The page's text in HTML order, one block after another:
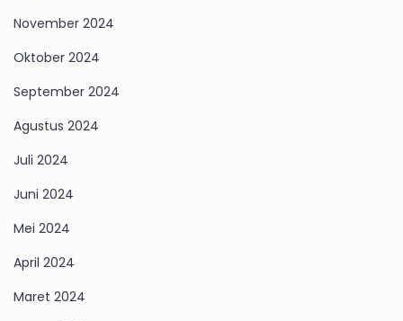
November 2024
Oktober 2024
September 2024
Agustus 2024
Juli 2024
Juni 2024
Mei 2024
April 2024
Maret 2024